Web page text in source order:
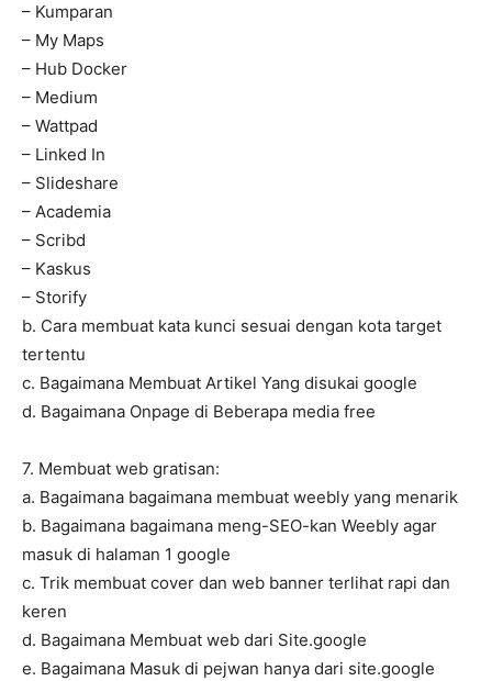
– Kumparan
– My Maps
– Hub Docker
– Medium
– Wattpad
– Linked In
– Slideshare
– Academia
– Scribd
– Kaskus
– Storify
b. Cara membuat kata kunci sesuai dengan kota target
tertentu
c. Bagaimana Membuat Artikel Yang disukai google
d. Bagaimana Onpage di Beberapa media free
7. Membuat web gratisan:
a. Bagaimana bagaimana membuat weebly yang menarik
b. Bagaimana bagaimana meng-SEO-kan Weebly agar
masuk di halaman 1 google
c. Trik membuat cover dan web banner terlihat rapi dan
keren
d. Bagaimana Membuat web dari Site.google
e. Bagaimana Masuk di pejwan hanya dari site.google